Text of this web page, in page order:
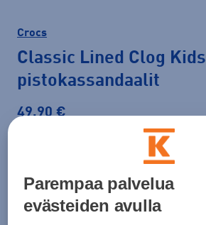
Crocs
Classic Lined Clog Kids
pistokassandaalit
49,90 €
Parempaa palvelua
evästeiden avulla